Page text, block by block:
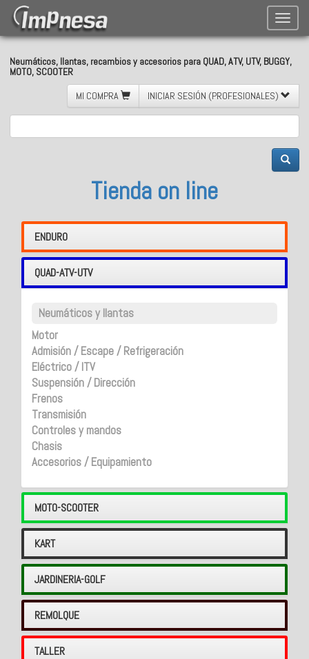
Toggle
Neumáticos, llantas, recambios y accesorios para QUAD, ATV, UTV, BUGGY,
MOTO, SCOOTER
MI COMPRA
INICIAR SESIÓN (PROFESIONALES)
Tienda on line
ENDURO
QUAD-ATV-UTV
Neumáticos y llantas
Motor
Admisión / Escape / Refrigeración
Eléctrico / ITV
Suspensión / Dirección
Frenos
Transmisión
Controles y mandos
Chasis
Accesorios / Equipamiento
MOTO-SCOOTER
KART
JARDINERIA-GOLF
REMOLQUE
TALLER